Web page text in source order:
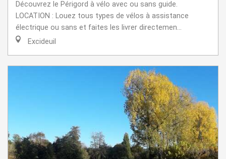
Découvrez le Périgord à vélo avec ou sans guide.
LOCATION : Louez tous types de vélos à assistance
électrique ou sans et faites les livrer directemen...
Excideuil